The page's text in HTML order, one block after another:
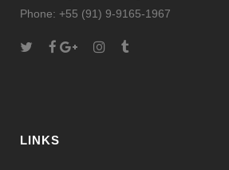
Phone: +55 (91) 9-9165-1967
LINKS